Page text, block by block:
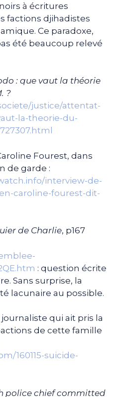
à écritures
factions djihadistes
Ce paradoxe,
été beaucoup relevé
: que vaut la théorie
?
justice/attentat-
la-theorie-du-
Fourest, dans
de garde :
interview-de-
caroline-fourest-dit-
de Charlie, p167
: question écrite
Sans surprise, la
lacunaire au possible.
qui ait pris la
de cette famille
160115-suicide-
police chief committed